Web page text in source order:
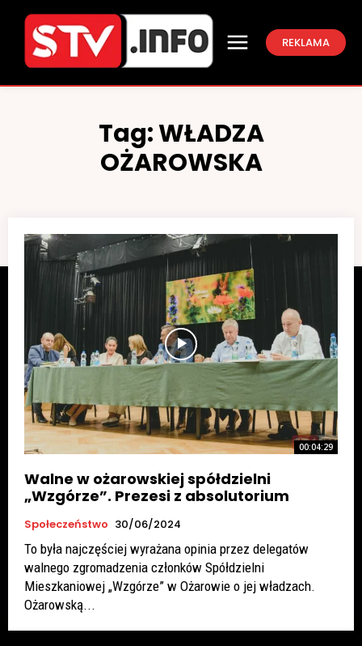
REKLAMA
Tag:WŁADZA
OŻAROWSKA
00:04:29
Walne w ożarowskiej spółdzielni
„Wzgórze”. Prezesi z absolutorium
Społeczeństwo 30/06/2024
To była najczęściej wyrażana opinia przez delegatów
walnego zgromadzenia członków Spółdzielni
Mieszkaniowej „Wzgórze” w Ożarowie o jej władzach.
Ożarowską...